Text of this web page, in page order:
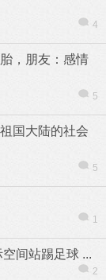
搜索
版块
用户
4
，朋友：感情
5
国大陆的社会
5
1
间站踢足球 ...
2